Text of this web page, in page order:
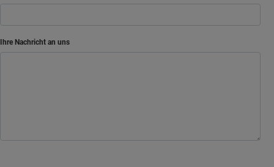
Ihre Nachricht an uns